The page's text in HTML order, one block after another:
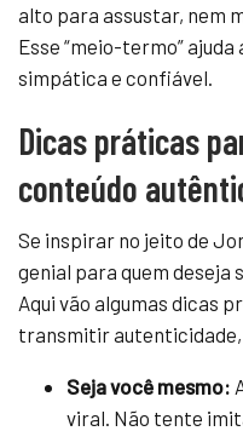
alto para assustar, nem
Esse “meio-termo”
simpática e confiável.
Dicas práticas
conteúdo
Se inspirar no jeito de
genial para quem deseja
Aqui vão algumas dicas
transmitir autenticidade,
Seja você mesmo:
viral. Não tente